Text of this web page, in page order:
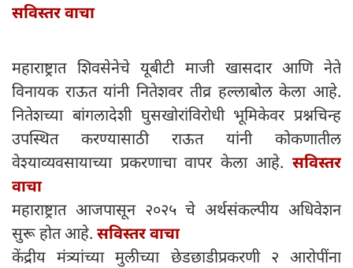
सविस्तर वाचा
महाराष्ट्रात शिवसेनेचे यूबीटी माजी खासदार आणि नेते
विनायक राऊत यांनी नितेशवर तीव्र हल्लाबोल केला आहे.
नितेशच्या बांगलादेशी घुसखोरांविरोधी भूमिकेवर प्रश्नचिन्ह
उपस्थित करण्यासाठी राऊत यांनी कोकणातील
वेश्याव्यवसायाच्या प्रकरणाचा वापर केला आहे. सविस्तर
वाचा
महाराष्ट्रात आजपासून २०२५ चे अर्थसंकल्पीय अधिवेशन
सुरू होत आहे. सविस्तर वाचा
केंद्रीय मंत्र्यांच्या मुलीच्या छेडछाडीप्रकरणी २ आरोपींना